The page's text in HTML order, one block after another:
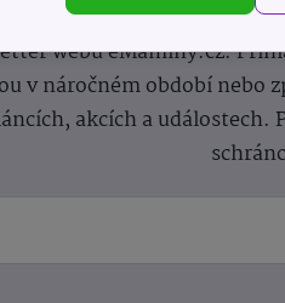
inspirace na každý
webu eMaminy.cz.
v náročném období
akcích a